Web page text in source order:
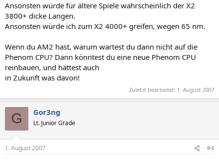
Ansonsten würde für ältere Spiele wahrscheinlich der X2
3800+ dicke Langen.
Ansonsten würde ich zum X2 4000+ greifen, wegen 65 nm.
Wenn du AM2 hast, warum wartest du dann nicht auf die
Phenom CPU? Dann könntest du eine neue Phenom CPU
reinbauen, und hättest auch
in Zukunft was davon!
Zuletzt bearbeitet: 1. August 2007
G Gor3ng
Lt. Junior Grade
1. August 2007 #4